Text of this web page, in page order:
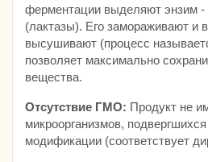
ферментации выделяют энзим -
(лактазы). Его замораживают и
высушивают (процесс
позволяет максимально
вещества.
Отсутствие ГМО: Продукт не
микроорганизмов, подвергшихся
модификации (соответствует